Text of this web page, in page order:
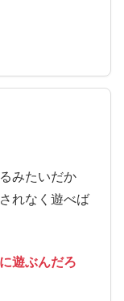
みたいだか
れなく遊べば
遊ぶんだろ